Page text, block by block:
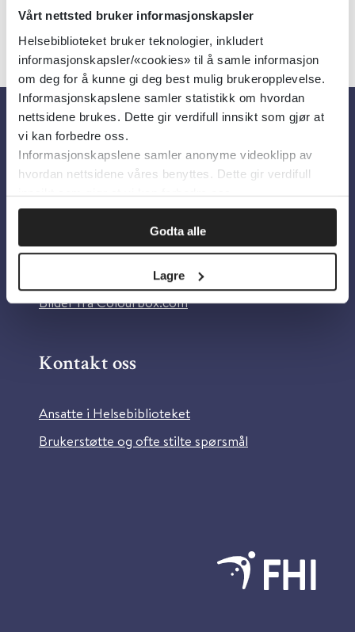
Vårt nettsted bruker informasjonskapsler
Helsebiblioteket bruker teknologier, inkludert
informasjonskapsler/«cookies» til å samle informasjon
om deg for å kunne gi deg best mulig brukeropplevelse.
Informasjonskapslene samler statistikk om hvordan
nettsidene brukes. Dette gir verdifull innsikt som gjør at
vi kan forbedre oss.
Informasjonskapslene samler anonyme videoklipp av
hvordan nettsidene våres benyttes. Dette gir verdifull
innsikt som gjør at vi kan forbedre oss.
Godta alle
Lagre
Om oss
Om Helsebiblioteket
Tilgjengelighetserklæring
Information in English
Bilder fra Colourbox.com
Kontakt oss
Ansatte i Helsebiblioteket
Brukerstøtte og ofte stilte spørsmål